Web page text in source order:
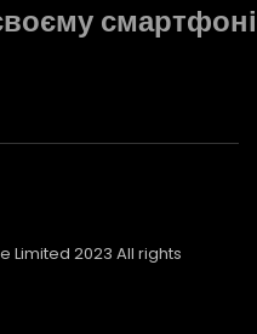
смартфоні
Limited 2023 All rights